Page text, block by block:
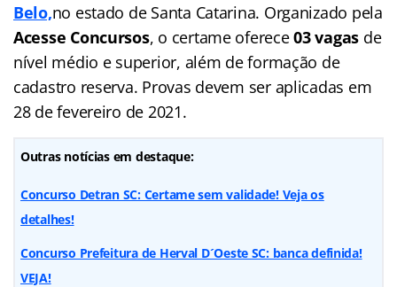
Belo,no estado de Santa Catarina. Organizado pela
Acesse Concursos, o certame oferece03 vagas de
nível médio e superior, além de formação de
cadastro reserva. Provas devem ser aplicadas em
28 de fevereiro de 2021.
Outras notícias em destaque:
Concurso Detran SC: Certame sem validade! Veja os
detalhes!
Concurso Prefeitura de Herval D´Oeste SC: banca definida!
VEJA!